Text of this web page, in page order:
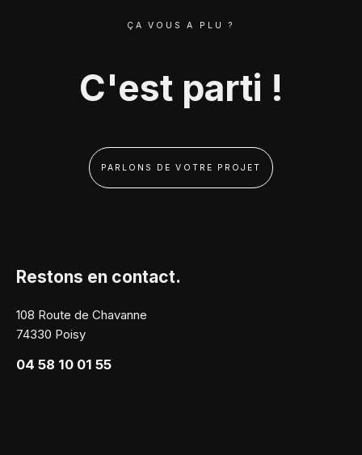
ÇA VOUS A PLU ?
C'est parti !
PARLONS DE VOTRE PROJET
Restons en contact.
108 Route de Chavanne
74330 Poisy
04 58 10 01 55